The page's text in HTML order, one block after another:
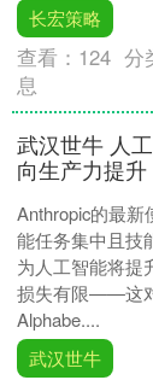
长宏策略
查看： 124 分
息
武汉世牛 人
向生产力提升
Anthropic的最新
能任务集中且技
为人工智能将提
损失有限——这
Alphabe....
武汉世牛